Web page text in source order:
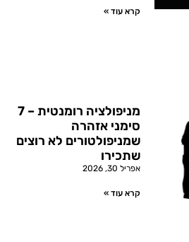
קרא עוד »
מניפולציה רומנטית – 7
סימני אזהרה
שמניפולטורים לא רוצים
שתכירו
אפריל 30, 2026
קרא עוד »